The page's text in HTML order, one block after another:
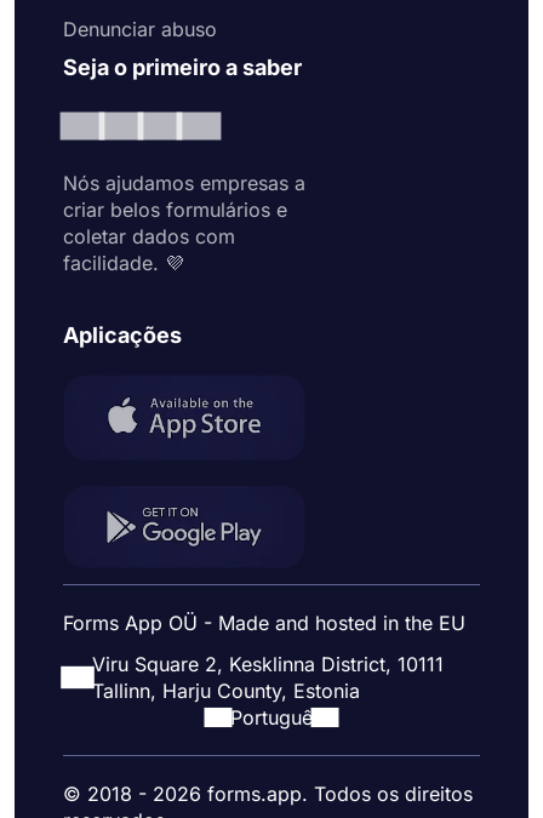
Denunciar abuso
Seja o primeiro a saber
Nós ajudamos empresas a
criar belos formulários e
coletar dados com
facilidade. 💜
Aplicações
Forms App OÜ - Made and hosted in the EU
Viru Square 2, Kesklinna District, 10111
Tallinn, Harju County, Estonia
Portuguê
© 2018 - 2026 forms.app. Todos os direitos